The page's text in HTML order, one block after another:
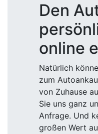
Den
online
Natürlich
zum
von Zuhause
Sie uns ganz
Anfrage. Und
großen Wert